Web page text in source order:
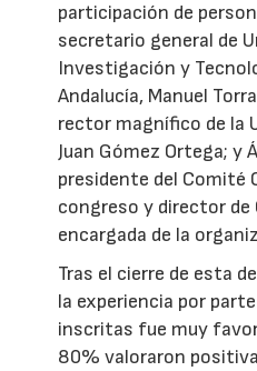
participación de
secretario general de
Investigación y
Andalucía, Manuel
rector magnífico de la
Juan Gómez Ortega; y
presidente del Comité
congreso y director
encargada de la
Tras el cierre de esta
la experiencia por
inscritas fue muy
80% valoraron